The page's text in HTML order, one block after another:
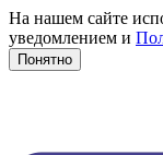
На нашем сайте
уведомлением и
Понятно